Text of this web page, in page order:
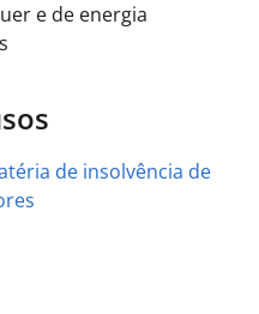
e de energia
de insolvência de